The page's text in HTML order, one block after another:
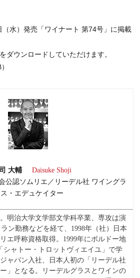
水）発売「ワイナート 第74号」に掲載
ダウンロードしていただけます。
大輔
Daisuke Shoji
公認ソムリエ／リーデル社 ワイングラ
ス・エデュケイター
明治大学文学部文学科卒業、専攻は演
ン勤務などを経て、1998年（社）日本
エ呼称資格取得。1999年にボルドー地
シャトー・トロットヴィエイユ」で学
ャパン入社、日本人初の「リーデル社
」となる。リーデルグラスとワインの